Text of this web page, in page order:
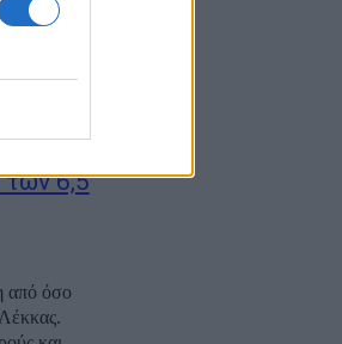
που
διπλού,
των 6,5
από όσο